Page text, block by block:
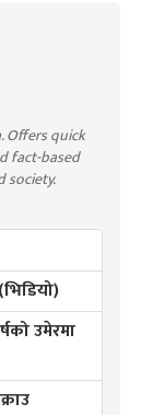
Offers quick
fact-based
society.
उमेरमा